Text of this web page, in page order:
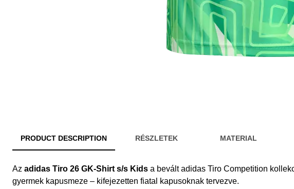
PRODUCT DESCRIPTION RÉSZLETEK MATERIAL
Az adidas Tiro 26 GK-Shirt s/s Kids a bevált adidas Tiro Competition
gyermek kapusmeze – kifejezetten fiatal kapusoknak tervezve.